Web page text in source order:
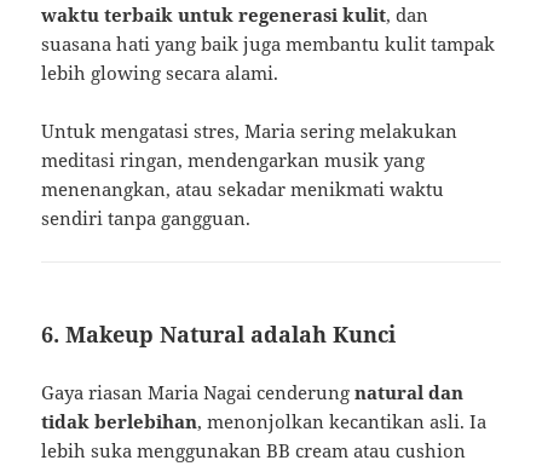
waktu terbaik untuk regenerasi kulit, dan
suasana hati yang baik juga membantu kulit tampak
lebih glowing secara alami.
Untuk mengatasi stres, Maria sering melakukan
meditasi ringan, mendengarkan musik yang
menenangkan, atau sekadar menikmati waktu
sendiri tanpa gangguan.
6. Makeup Natural adalah Kunci
Gaya riasan Maria Nagai cenderungnatural dan
tidak berlebihan, menonjolkan kecantikan asli. Ia
lebih suka menggunakan BB cream atau cushion